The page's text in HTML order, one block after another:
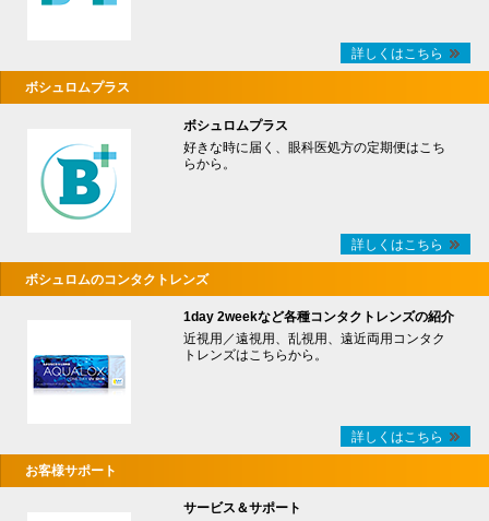
詳しくはこちら
ボシュロムプラス
ボシュロムプラス
好きな時に届く、眼科医処方の定期便はこち
らから。
詳しくはこちら
ボシュロムのコンタクトレンズ
1day 2weekなど各種コンタクトレンズの紹介
近視用／遠視用、乱視用、遠近両用コンタク
トレンズはこちらから。
詳しくはこちら
お客様サポート
サービス＆サポート